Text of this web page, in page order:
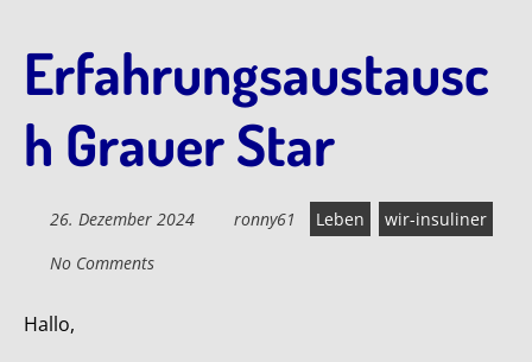
Erfahrungsaustausc
h Grauer Star
26. Dezember 2024 ronny61 Leben
wir-insuliner
No Comments
Hallo,